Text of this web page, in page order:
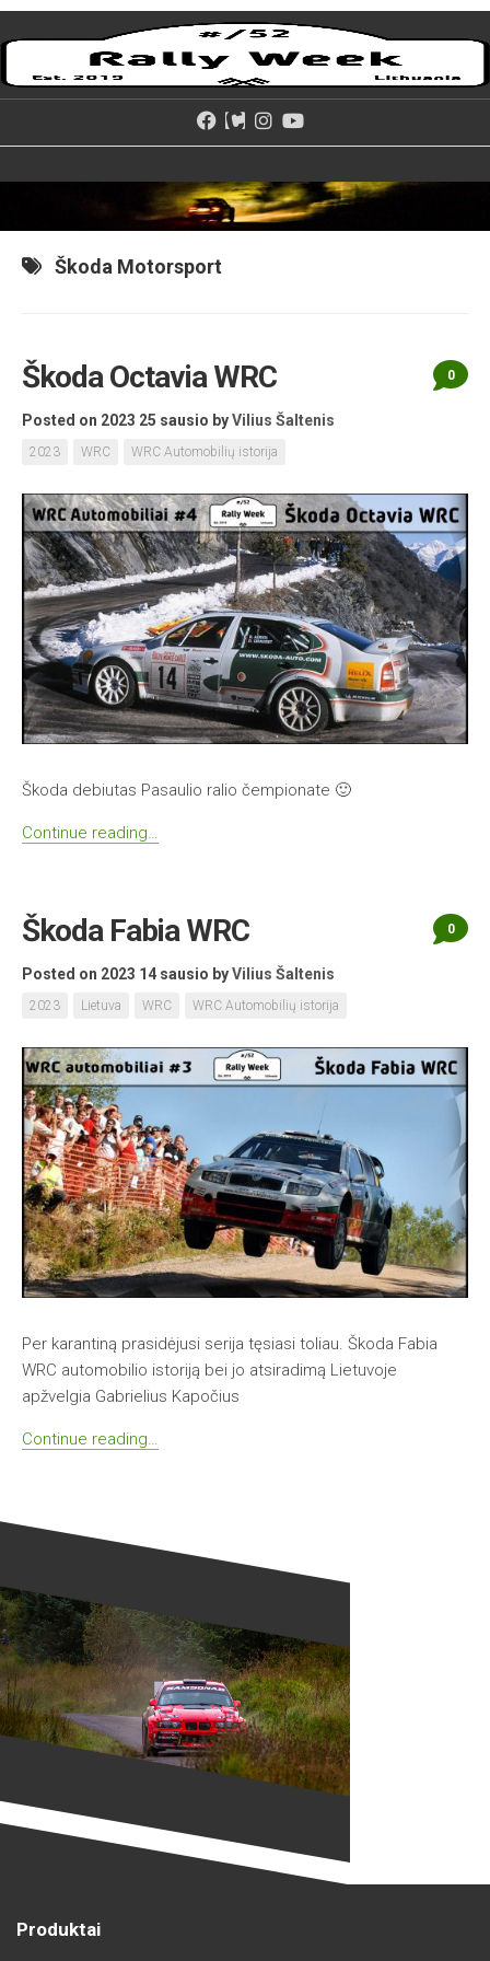
Skip
to
Škoda Motorsport
Škoda Octavia WRC
Posted on 2023 25 sausio byVilius Šaltenis
2023 WRC WRC Automobilių istorija
0
Škoda debiutas Pasaulio ralio čempionate 🙂
Continue reading…
Škoda Fabia WRC
Posted on 2023 14 sausio byVilius Šaltenis
2023 Lietuva WRC WRC Automobilių istorija
0
Per karantiną prasidėjusi serija tęsiasi toliau. Škoda Fabia
WRC automobilio istoriją bei jo atsiradimą Lietuvoje
apžvelgia Gabrielius Kapočius
Continue reading…
Produktai